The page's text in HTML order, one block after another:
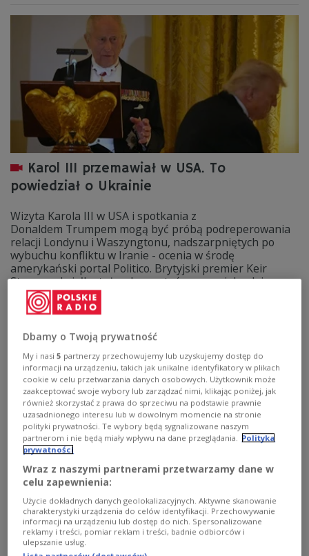
Karol III przemawiał w USA. To
powiedział o Ukrainie
Wizyta Karola III w USA i spotkania z
Donaldem Trumpem mogą być próbą podreperowania
relacji Londynu i Waszyngtonu, nadszarpniętych po
wybuchu konfliktu w Iranie - ocenia w środę
amerykański portal Politico. Brytyjski premier Keir
Starmer chciałby też wykorzystać szansę, jaką daje
wizyta monarchy w Stanach Zjednoczonych,
do ponownego zwrócenia uwagi amerykańskiego
Zobacz więcej na temat:ŚWIAT
Ukraina
Donald Trump
Król Karol III odwiedzi USA. Pierwsza taka
wizyta od dwóch dekad
Dbamy o Twoją prywatność
My i nasi5 partnerzy przechowujemy lub uzyskujemy dostęp do
informacji na urządzeniu, takich jak unikalne identyfikatory w plikach
cookie w celu przetwarzania danych osobowych. Użytkownik może
zaakceptować swoje wybory lub zarządzać nimi, klikając poniżej, jak
również skorzystać z prawa do sprzeciwu na podstawie prawnie
uzasadnionego interesu lub w dowolnym momencie na stronie
polityki prywatności. Te wybory będą sygnalizowane naszym
partnerom i nie będą miały wpływu na dane przeglądania.
Polityka
prywatności
Wraz z naszymi partnerami przetwarzamy dane w
celu zapewnienia:
Użycie dokładnych danych geolokalizacyjnych. Aktywne skanowanie
charakterystyki urządzenia do celów identyfikacji. Przechowywanie
informacji na urządzeniu lub dostęp do nich. Spersonalizowane
reklamy i treści, pomiar reklam i treści, badnie odbiorców i
ulepszanie usług.